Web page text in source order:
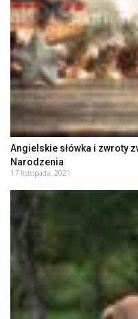
Angielskie słówka i zwroty
Narodzenia
17 listopada, 2021